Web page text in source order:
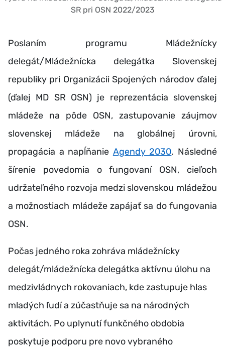
SR pri OSN 2022/2023
Poslaním programu Mládežnícky
delegát/Mládežnícka delegátka Slovenskej
republiky pri Organizácii Spojených národov ďalej
(ďalej MD SR OSN) je reprezentácia slovenskej
mládeže na pôde OSN, zastupovanie záujmov
slovenskej mládeže na globálnej úrovni,
propagácia a napĺňanie Agendy 2030. Následné
šírenie povedomia o fungovaní OSN, cieľoch
udržateľného rozvoja medzi slovenskou mládežou
a možnostiach mládeže zapájať sa do fungovania
OSN.
Počas jedného roka zohráva mládežnícky
delegát/mládežnícka delegátka aktívnu úlohu na
medzivládnych rokovaniach, kde zastupuje hlas
mladých ľudí a zúčastňuje sa na národných
aktivitách. Po uplynutí funkčného obdobia
poskytuje podporu pre novo vybraného